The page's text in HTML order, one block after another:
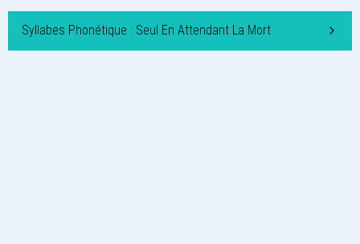
Syllabes Phonétique : Seul En Attendant La Mort